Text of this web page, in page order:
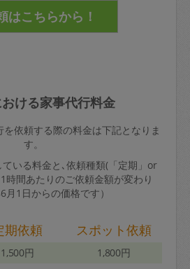
ける家事代行料金
依頼する際の料金は下記となりま
す。
いる料金と､依頼種類(「定期」or
時間あたりのご依頼金額が変わり
1日からの価格です）
期依頼 スポット依頼
1,500円 1,800円